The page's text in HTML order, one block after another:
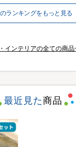
ランキングをもっと見る
インテリアの全ての商
最近見た商品